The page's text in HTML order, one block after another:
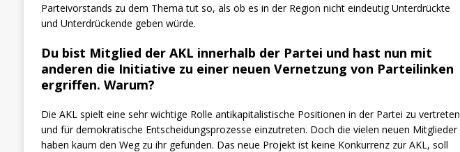
Parteivorstands zu dem Thema tut so, als ob es in der Region nicht eindeutig Unterdrückte
und Unterdrückende geben würde.
Du bist Mitglied der AKL innerhalb der Partei und hast nun mit
anderen die Initiative zu einer neuen Vernetzung von Parteilinken
ergriffen. Warum?
Die AKL spielt eine sehr wichtige Rolle antikapitalistische Positionen in der Partei zu vertreten
und für demokratische Entscheidungsprozesse einzutreten. Doch die vielen neuen Mitglieder
haben kaum den Weg zu ihr gefunden. Das neue Projekt ist keine Konkurrenz zur AKL, soll